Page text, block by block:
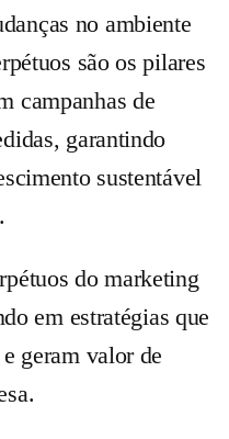
no ambiente
são os pilares
campanhas de
garantindo
sustentável
do marketing
em estratégias que
geram valor de